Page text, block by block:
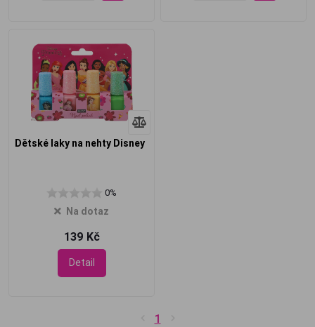
Dětské laky na nehty Disney
0%
Na dotaz
139 Kč
Detail
1